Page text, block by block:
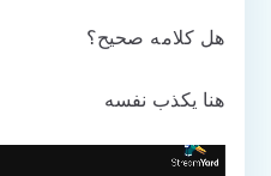
هل كلامه صحيح؟
هنا يكذب نفسه
مشغل